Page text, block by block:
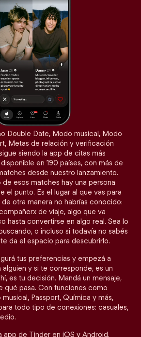
Double Date, Modo musical, Modo
Metas de relación y verificación
siendo la app de citas más
en 190 países, con más de
desde nuestro lanzamiento.
esos matches hay una persona
el punto. Es el lugar al que vas para
otra manera no habrías conocido:
de viaje, algo que va
hasta convertirse en algo real. Sea lo
o incluso si todavía no sabés
da el espacio para descubrirlo.
tus preferencias y empezá a
alguien y si te corresponde, es un
es tu decisión. Mandá un mensaje,
qué pasa. Con funciones como
Passport, Química y más,
todo tipo de conexiones: casuales,
app de Tinder en iOS y Android.